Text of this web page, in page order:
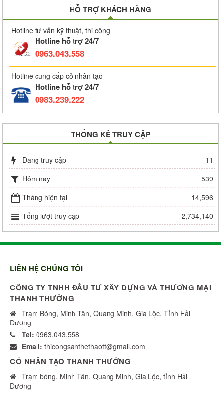
HỖ TRỢ KHÁCH HÀNG
Hotline tư vấn kỹ thuật, thi công
Hotline hỗ trợ 24/7
0963.043.558
Hotline cung cấp cỏ nhân tạo
Hotline hỗ trợ 24/7
0983.239.222
THỐNG KÊ TRUY CẬP
Đang truy cập
11
Hôm nay
539
Tháng hiện tại
14,596
Tổng lượt truy cập
2,734,140
LIÊN HỆ CHÚNG TÔI
CÔNG TY TNHH ĐẦU TƯ XÂY DỰNG VÀ THƯƠNG MẠI
THANH THƯỞNG
Trạm Bóng, Minh Tân, Quang Minh, Gia Lộc, Tỉnh Hải
Dương
Tel: 0963.043.558
Email: thicongsanthethaott@gmail.com
CỎ NHÂN TẠO THANH THƯỞNG
Trạm bóng, Minh Tân, Quang Minh, Gia Lộc, tỉnh Hải
Dương